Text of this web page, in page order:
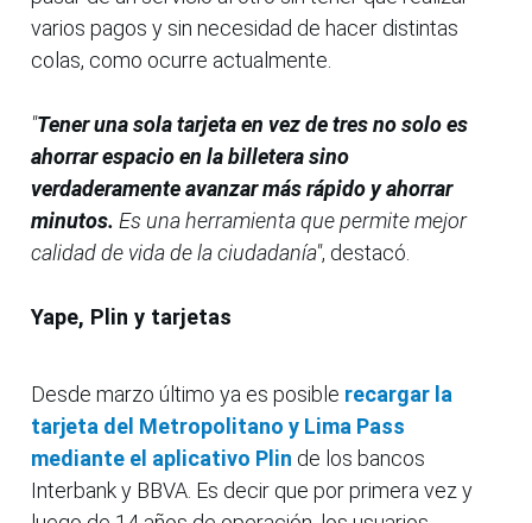
varios pagos y sin necesidad de hacer distintas
colas, como ocurre actualmente.
"Tener una sola tarjeta en vez de tres no solo es
ahorrar espacio en la billetera sino
verdaderamente avanzar más rápido y ahorrar
minutos. Es una herramienta que permite mejor
calidad de vida de la ciudadanía", destacó.
Yape, Plin y tarjetas
Desde marzo último ya es posible recargar la
tarjeta del Metropolitano y Lima Pass
mediante el aplicativo Plin de los bancos
Interbank y BBVA. Es decir que por primera vez y